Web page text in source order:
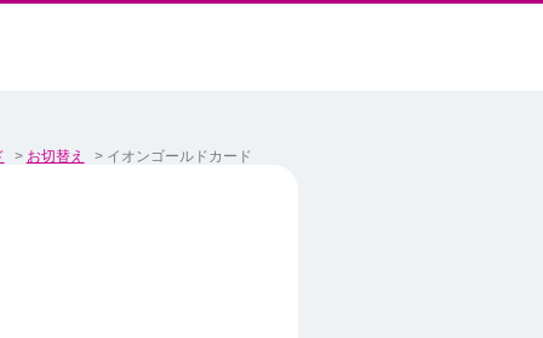
> お切替え > イオンゴールドカード